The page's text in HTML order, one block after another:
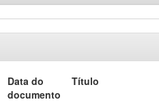
Data do
documento
Título